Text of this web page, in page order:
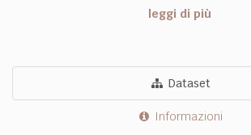
leggi di più
Dataset
Informazioni